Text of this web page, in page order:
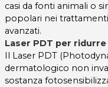
casi da fonti animali o
popolari nei
avanzati.
Laser PDT per
Il Laser PDT
dermatologico non
sostanza